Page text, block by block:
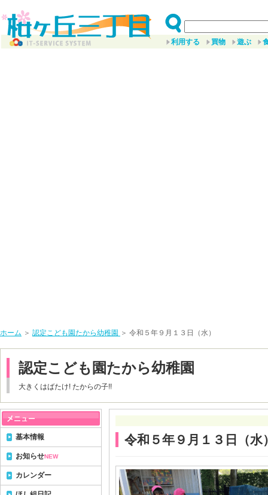
利用する 買物 遊ぶ
ホーム ＞ 認定こども園たから幼稚園 ＞ 令和５年９月１３日（水）
認定こども園たから幼稚園
大きくはばたけ! たからの子!!
令和５年９月１３日（水
基本情報
お知らせNEW
カレンダー